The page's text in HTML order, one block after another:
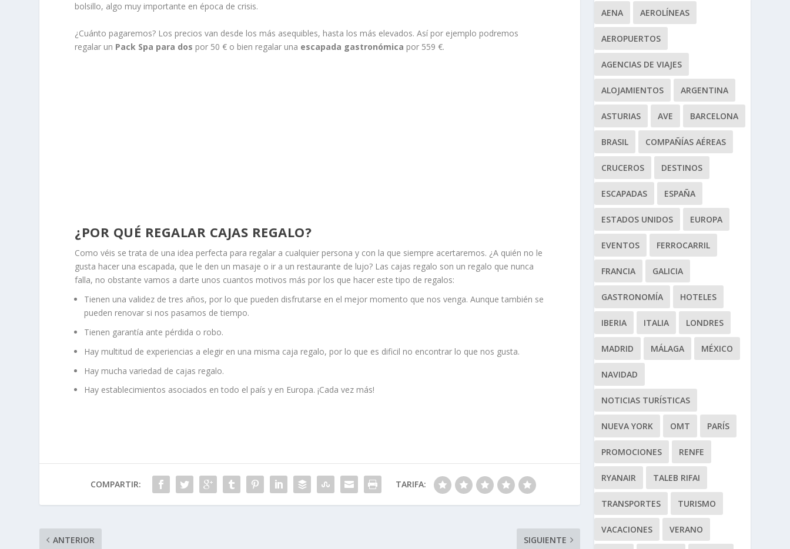
bolsillo, algo muy importante en época de crisis.
¿Cuánto pagaremos? Los precios van desde los más asequibles, hasta los más elevados. Así por ejemplo podremos
regalar un Pack Spa para dos por 50 € o bien regalar una escapada gastronómica por 559 €.
¿POR QUÉ REGALAR CAJAS REGALO?
Como véis se trata de una idea perfecta para regalar a cualquier persona y con la que siempre acertaremos. ¿A quién no le
gusta hacer una escapada, que le den un masaje o ir a un restaurante de lujo? Las cajas regalo son un regalo que nunca
falla, no obstante vamos a darte unos cuantos motivos más por los que hacer este tipo de regalos:
Tienen una validez de tres años, por lo que pueden disfrutarse en el mejor momento que nos venga. Aunque también se
pueden renovar si nos pasamos de tiempo.
Tienen garantía ante pérdida o robo.
Hay multitud de experiencias a elegir en una misma caja regalo, por lo que es dificil no encontrar lo que nos gusta.
Hay mucha variedad de cajas regalo.
Hay establecimientos asociados en todo el país y en Europa. ¡Cada vez más!
COMPARTIR: TARIFA:
ANTERIOR SIGUIENTE
AENA AEROLÍNEAS
AEROPUERTOS
AGENCIAS DE VIAJES
ALOJAMIENTOS ARGENTINA
ASTURIAS AVE BARCELONA
BRASIL COMPAÑÍAS AÉREAS
CRUCEROS DESTINOS
ESCAPADAS ESPAÑA
ESTADOS UNIDOS EUROPA
EVENTOS FERROCARRIL
FRANCIA GALICIA
GASTRONOMÍA HOTELES
IBERIA ITALIA LONDRES
MADRID MÁLAGA MÉXICO
NAVIDAD
NOTICIAS TURÍSTICAS
NUEVA YORK OMT PARÍS
PROMOCIONES RENFE
RYANAIR TALEB RIFAI
TRANSPORTES TURISMO
VACACIONES VERANO